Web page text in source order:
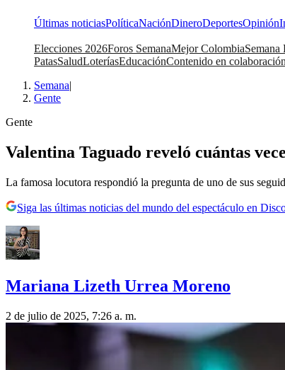
Últimas noticiasPolíticaNaciónDineroDeportesOpinión
Elecciones 2026Foros SemanaMejor ColombiaSemana
PatasSaludLoteríasEducaciónContenido en colaboración
Semana|
Gente
Gente
Valentina Taguado reveló cuántas
La famosa locutora respondió la pregunta de uno de sus
Siga las últimas noticias del mundo del espectáculo en
Mariana Lizeth Urrea Moreno
2 de julio de 2025, 7:26 a. m.